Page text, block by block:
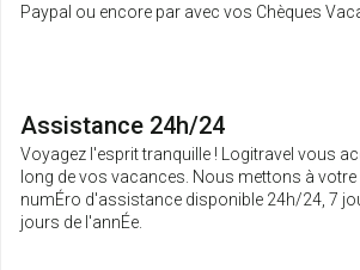
Paypal ou encore par avec vos Chèques
Assistance 24h/24
Voyagez l'esprit tranquille ! Logitravel vous
long de vos vacances. Nous mettons à
numÉro d'assistance disponible 24h/24, 7
jours de l'annÉe.